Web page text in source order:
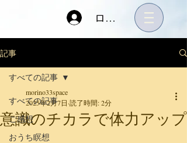
ログイン
記事
すべての記事
ご感想
おうち瞑想
すべての記事
意識のチカラで体力アップ
morino33space
2025年2月7日 読了時間: 2分